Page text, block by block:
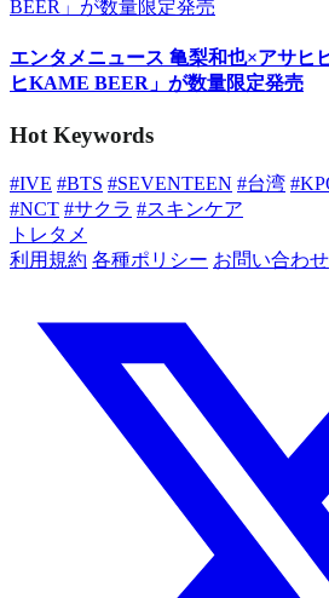
エンタメニュース 亀梨和也×アサヒ
ヒKAME BEER」が数量限定発売
Hot Keywords
#IVE #BTS #SEVENTEEN #台湾
#NCT #サクラ #スキンケア
トレタメ
利用規約 各種ポリシー お問い合わせ